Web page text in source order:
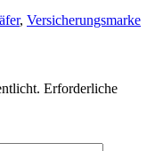
, Versicherungsmarke
Erforderliche